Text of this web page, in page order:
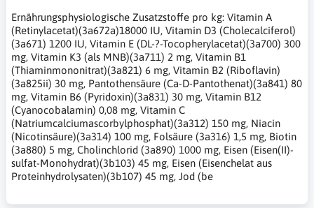
Ernährungsphysiologische Zusatzstoffe pro kg: Vitamin A
(Retinylacetat)(3a672a)18000 IU, Vitamin D3 (Cholecalciferol)
(3a671) 1200 IU, Vitamin E (DL-?-Tocopherylacetat)(3a700) 300
mg, Vitamin K3 (als MNB)(3a711) 2 mg, Vitamin B1
(Thiaminmononitrat)(3a821) 6 mg, Vitamin B2 (Riboflavin)
(3a825ii) 30 mg, Pantothensäure (Ca-D-Pantothenat)(3a841) 80
mg, Vitamin B6 (Pyridoxin)(3a831) 30 mg, Vitamin B12
(Cyanocobalamin) 0,08 mg, Vitamin C
(Natriumcalciumascorbylphosphat)(3a312) 150 mg, Niacin
(Nicotinsäure)(3a314) 100 mg, Folsäure (3a316) 1,5 mg, Biotin
(3a880) 5 mg, Cholinchlorid (3a890) 1000 mg, Eisen (Eisen(II)-
sulfat-Monohydrat)(3b103) 45 mg, Eisen (Eisenchelat aus
Proteinhydrolysaten)(3b107) 45 mg, Jod (be